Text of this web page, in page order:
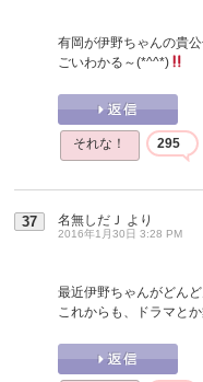
有岡が伊野ちゃんの貴
ごいわかる～(*^^*)
それな！ 295
37 名無しだＪ より
2016年1月30日 3:28 PM
最近伊野ちゃんがどん
これからも、ドラマと